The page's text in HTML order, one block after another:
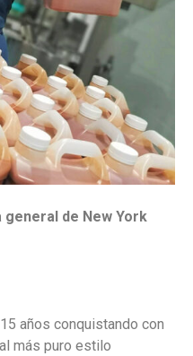
de New York
años conquistando con
más puro estilo